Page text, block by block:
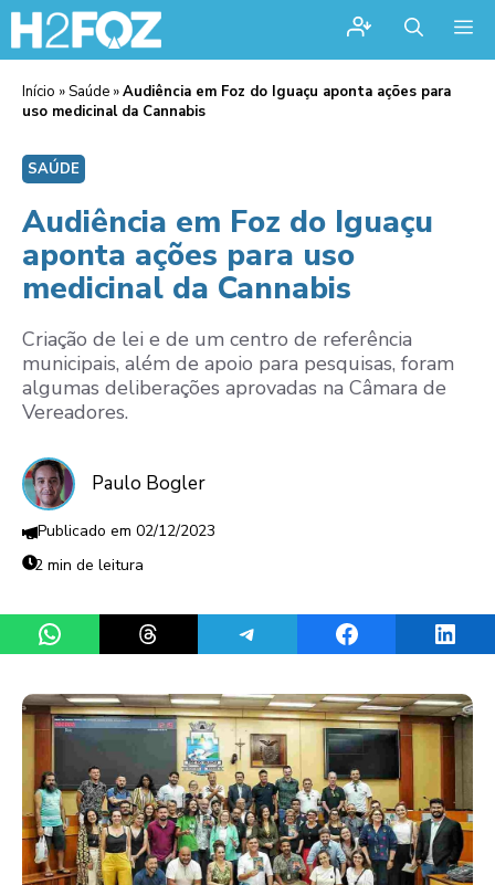
Início »Saúde »Audiência em Foz do Iguaçu aponta ações para
uso medicinal da Cannabis
SAÚDE
Audiência em Foz do Iguaçu
aponta ações para uso
medicinal da Cannabis
Criação de lei e de um centro de referência
municipais, além de apoio para pesquisas, foram
algumas deliberações aprovadas na Câmara de
Vereadores.
Paulo Bogler
02/12/2023
2 min de leitura
Share on WhatsAppShare on ThreadsShare on TelegramShare on Facebook